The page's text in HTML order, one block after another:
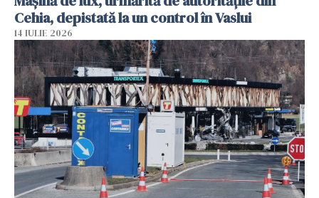
Cehia, depistată la un control în Vaslui
14 IULIE 2026